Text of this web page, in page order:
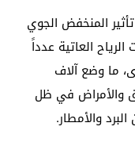
المنخفض الجوي
العاتية عدداً
ما وضع آلاف
والأمراض في ظل
والأمطار.